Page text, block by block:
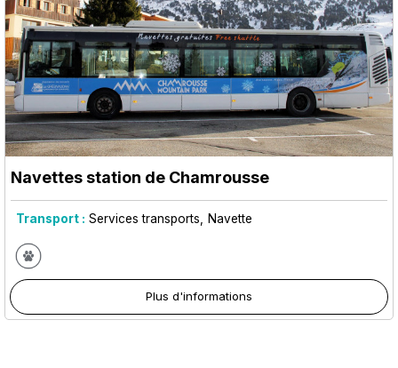
Navettes station de Chamrousse
Transport : Services transports Navette
Plus d'informations